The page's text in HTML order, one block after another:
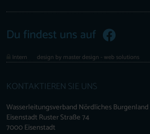
Du findest uns auf
design by master design - web solutions
Intern
KONTAKTIEREN SIE UNS
Wasserleitungsverband Nördliches Burgenland
Eisenstadt Ruster Straße 74
7000 Eisenstadt